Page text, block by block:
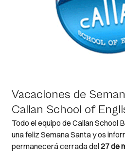
Vacaciones de
Callan School of
Todo el equipo de Callan School
una feliz Semana Santa y os
permanecerá cerrada del27 de